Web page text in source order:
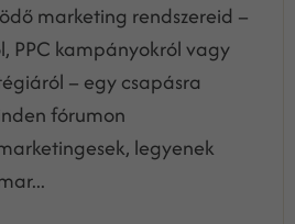
marketing rendszereid –
PPC kampányokról vagy
– egy csapásra
fórumon
legyenek